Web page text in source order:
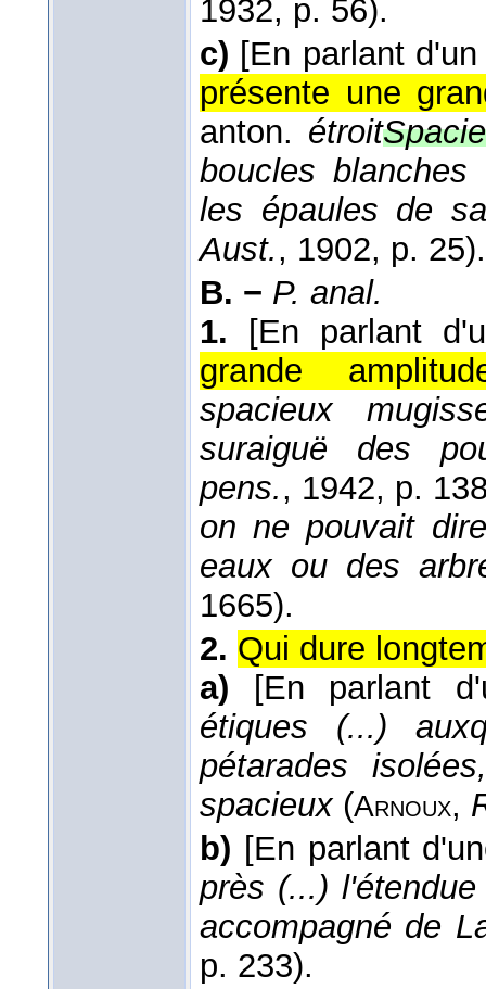
1932, p. 56).
c) [En parlant
présente une
anton. étroit
boucles blanches
les épaules de
Aust., 1902, p. 25).
B. − P. anal.
1.
[En parlant
grande
spacieux
suraiguë des
pens., 1942, p.
on ne pouvait
eaux ou des
1665).
2. Qui dure
a)
[En parlant
étiques (...)
pétarades
spacieux(Arnoux,
b) [En parlant
près (...)
accompagné de
p. 233).